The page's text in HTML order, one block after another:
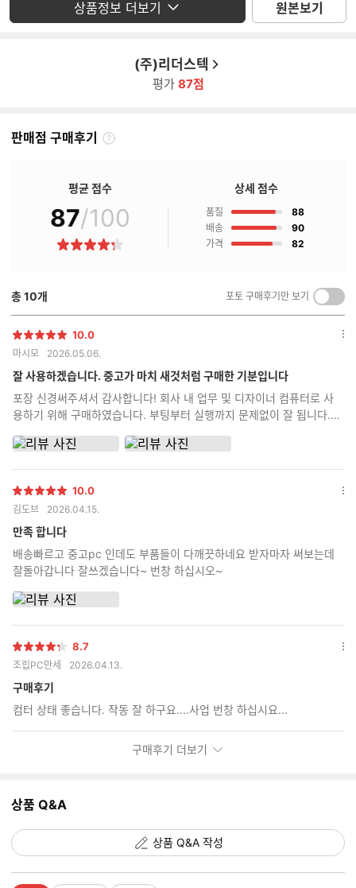
상품정보 더보기 원본보기
(주)리더스텍
평가 87점
판매점 구매후기
판
구
후
기
란?
평균 점수
87/100
별
상세 점수
품질 88점
배송
90점
가격
82
총10개 포토 구매후기만 보기
켜
기/
별
점
10.0
마시모 2026.05.06.
잘 사용하겠습니다. 중고가 마치 새것처럼 구매한 기분입니다
포장 신경써주셔서 감사합니다! 회사 내 업무 및 디자이너 컴퓨터로 사
용하기 위해 구매하였습니다. 부팅부터 실행까지 문제없이 잘 됩니다.
옵
별
점
10.0
김도브 2026.04.15.
만족 합니다
배송빠르고 중고pc 인데도 부품들이 다깨끗하네요 받자마자 써보는데
잘돌아갑니다 잘쓰겠습니다~ 번창 하십시오~
옵
별
점
8.7
조립PC만세 2026.04.13.
구매후기
컴터 상태 좋습니다. 작동 잘 하구요....사업 번창 하십시요...
옵
구매후기 더보기
상품 Q&A
상품 Q&A 작성